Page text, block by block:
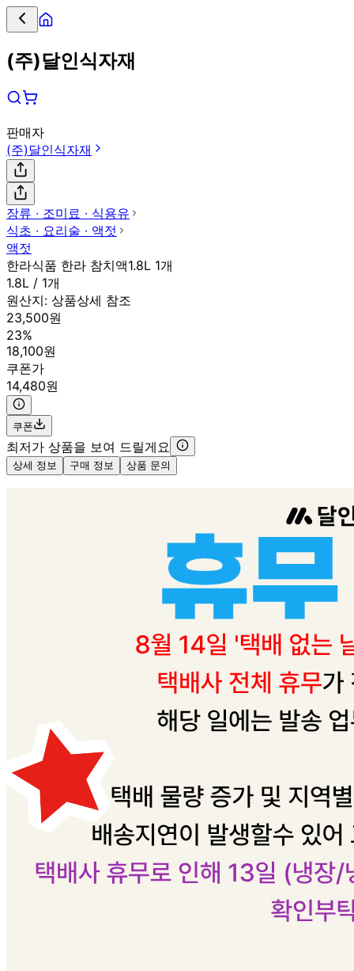
(주)달인식자재
판매자
(주)달인식자재
장류 ∙ 조미료 ∙ 식용유
식초 ∙ 요리술 ∙ 액젓
액젓
한라식품 한라 참치액1.8L 1개
1.8L / 1개
원산지: 상품상세 참조
23,500원
23%
18,100원
쿠폰가
14,480원
쿠폰
최저가 상품을 보여 드릴게요
상세 정보 구매 정보 상품 문의